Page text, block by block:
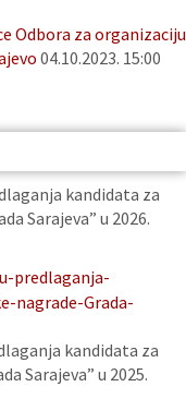
Odbora za organizaciju
04.10.2023. 15:00
kandidata za
Sarajeva” u 2026.
predlaganja-
nagrade-Grada-
kandidata za
Sarajeva” u 2025.